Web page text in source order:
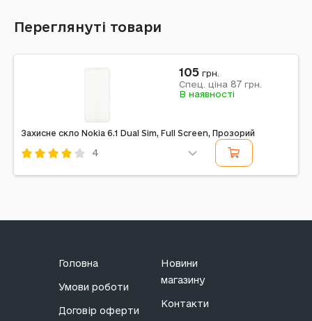
Переглянуті товари
Захисне скло Nokia 6.1 Dual Sim, Full Screen, Прозорий
4
105 грн.
Спец. ціна 87 грн.
В наявності
Головна
Умови роботи
Договір оферти
Новини
магазину
Контакти